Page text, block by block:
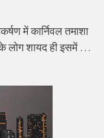
में कार्निवल तमाशा
लोग शायद ही इसमें …